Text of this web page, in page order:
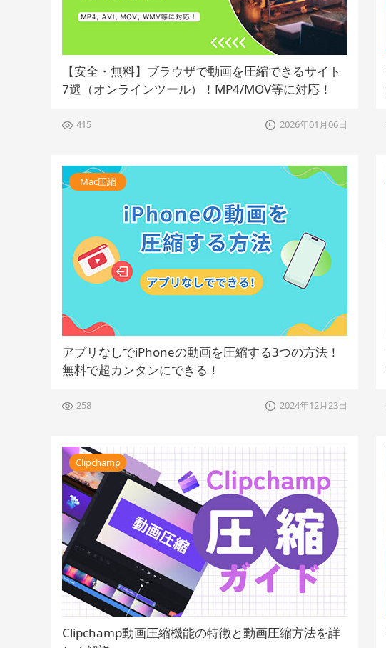
【安全・無料】ブラウザで動画を圧縮できるサイト
7選（オンラインツール）！MP4/MOV等に対応！
415 2026年01月06日
Mac圧縮
アプリなしでiPhoneの動画を圧縮する3つの方法！
無料で超カンタンにできる！
258 2024年12月23日
Clipchamp
Clipchamp動画圧縮機能の特徴と動画圧縮方法を詳